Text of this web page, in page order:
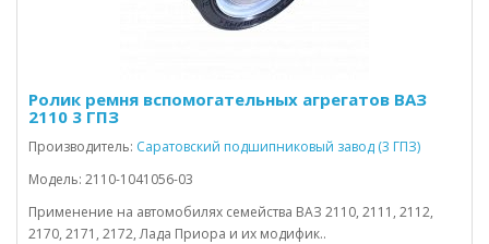
Ролик ремня вспомогательных агрегатов ВАЗ
2110 3 ГПЗ
Производитель: Саратовский подшипниковый завод (3 ГПЗ)
Модель: 2110-1041056-03
Применение на автомобилях семейства ВАЗ 2110, 2111, 2112,
2170, 2171, 2172, Лада Приора и их модифик..